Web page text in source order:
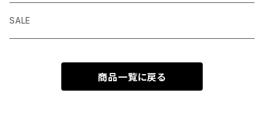
トリーツ おやつ
seven seas dog
ハーネス 胴輪
seven seas dog
トーイ おもちゃ
シャンプー
SALE
商品一覧に戻る